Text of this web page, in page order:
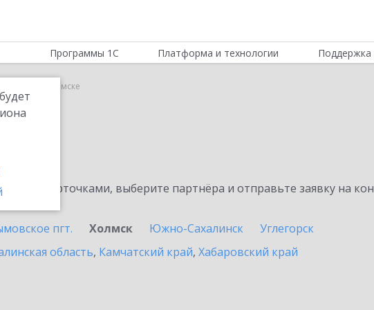
Программы 1С Платформа и технологии Поддержка
1С-ЭДО в Холмске
карточками, выберите партнёра и отправьте заявку на
пгт. Холмск Южно-Сахалинск
Углегорск
область, Камчатский край, Хабаровский край